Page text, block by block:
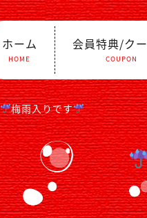
ホーム
HOME
会員特典/ク
COUPON
梅雨入りです